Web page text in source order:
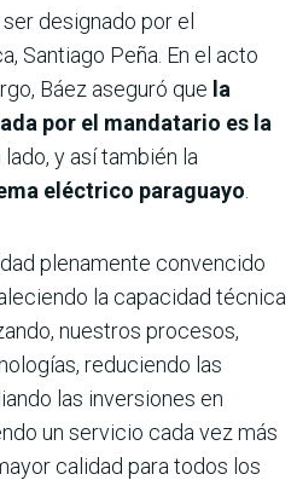
designado por el
Santiago Peña. En el acto
Báez aseguró que la
por el mandatario es la
lado, y así también la
eléctrico paraguayo
plenamente convencido
la capacidad técnica
nuestros procesos,
reduciendo las
las inversiones en
un servicio cada vez más
calidad para todos los